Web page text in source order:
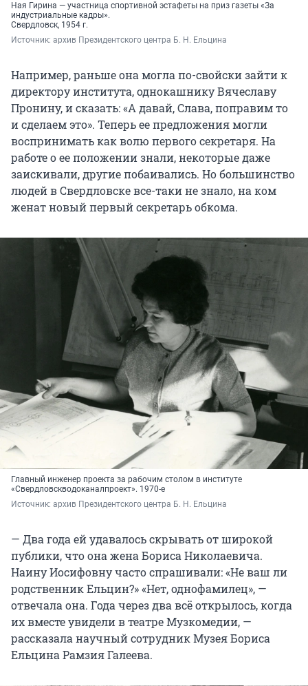
Ная Гирина — участница спортивной эстафеты на приз газеты «За
индустриальные кадры».
Свердловск, 1954 г.
Источник: архив Президентского центра Б. Н. Ельцина
Например, раньше она могла по-свойски зайти к
директору института, однокашнику Вячеславу
Пронину, и сказать: «А давай, Слава, поправим то
и сделаем это». Теперь ее предложения могли
воспринимать как волю первого секретаря. На
работе о ее положении знали, некоторые даже
заискивали, другие побаивались. Но большинство
людей в Свердловске все-таки не знало, на ком
женат новый первый секретарь обкома.
Главный инженер проекта за рабочим столом в институте
«Свердловскводоканалпроект». 1970-е
Источник: архив Президентского центра Б. Н. Ельцина
— Два года ей удавалось скрывать от широкой
публики, что она жена Бориса Николаевича.
Наину Иосифовну часто спрашивали: «Не ваш ли
родственник Ельцин?» «Нет, однофамилец», —
отвечала она. Года через два всё открылось, когда
их вместе увидели в театре Музкомедии, —
рассказала научный сотрудник Музея Бориса
Ельцина Рамзия Галеева.